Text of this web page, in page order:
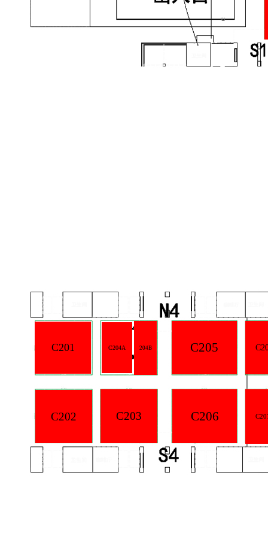
C202 C203
C205
C206
C201 C204A 204B